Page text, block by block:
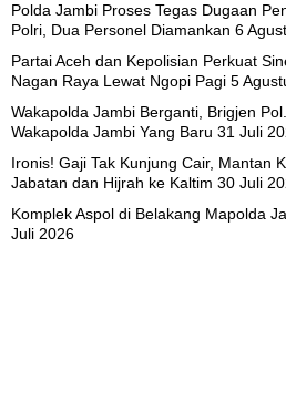
Polda Jambi Proses Tegas Dugaan
Polri, Dua Personel Diamankan 6
Partai Aceh dan Kepolisian Perkuat
Nagan Raya Lewat Ngopi Pagi 5
Wakapolda Jambi Berganti, Brigjen
Wakapolda Jambi Yang Baru 31 Juli
Ironis! Gaji Tak Kunjung Cair, Mantan
Jabatan dan Hijrah ke Kaltim 30 Juli
Komplek Aspol di Belakang Mapolda
Juli 2026